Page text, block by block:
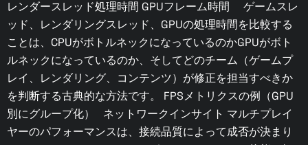
レンダースレッド処理時間 GPUフレーム時間 ゲームスレ
ッド、レンダリングスレッド、GPUの処理時間を比較する
ことは、CPUがボトルネックになっているのかGPUがボト
ルネックになっているのか、そしてどのチーム（ゲームプ
レイ、レンダリング、コンテンツ）が修正を担当すべきか
を判断する古典的な方法です。 FPSメトリクスの例（GPU
別にグループ化） ネットワークインサイト マルチプレイ
ヤーのパフォーマンスは、接続品質によって成否が決まり